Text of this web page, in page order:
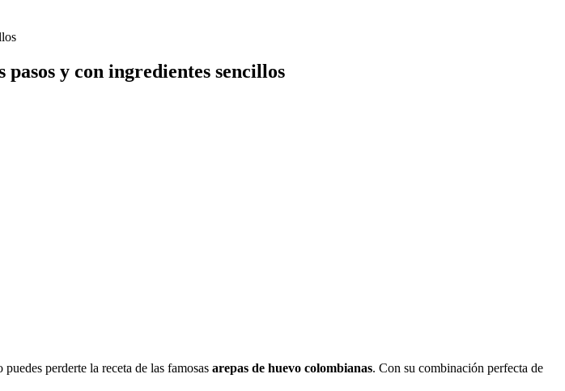
pasos y con ingredientes sencillos
perderte la receta de las famosas arepas de huevo colombianas. Con su combinación perfecta de